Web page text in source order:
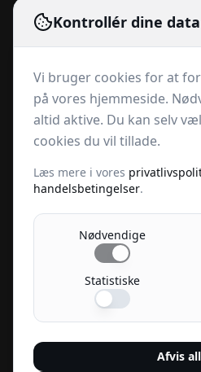
Email:
Produkter
Abonnementer
Privatlivspolitik
Handelsbetingelser
Sikker betaling
Kontrollér dine
Vi bruger cookies for at
på vores hjemmeside.
altid aktive. Du kan selv
cookies du vil tillade.
Læs mere i vores
handelsbetingelser.
Nødvendige
Statistiske
Afvis